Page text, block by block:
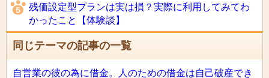
残価設定型プランは実は損？実際に利用してみてわ
かったこと【体験談】
同じテーマの記事の一覧
自営業の彼の為に借金。人のための借金は自己破産でき